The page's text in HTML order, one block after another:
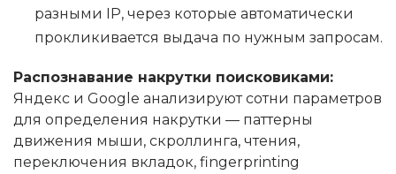
разными IP, через которые автоматически
прокликивается выдача по нужным запросам.
Распознавание накрутки поисковиками:
Яндекс и Google анализируют сотни параметров
для определения накрутки — паттерны
движения мыши, скроллинга, чтения,
переключения вкладок, fingerprinting